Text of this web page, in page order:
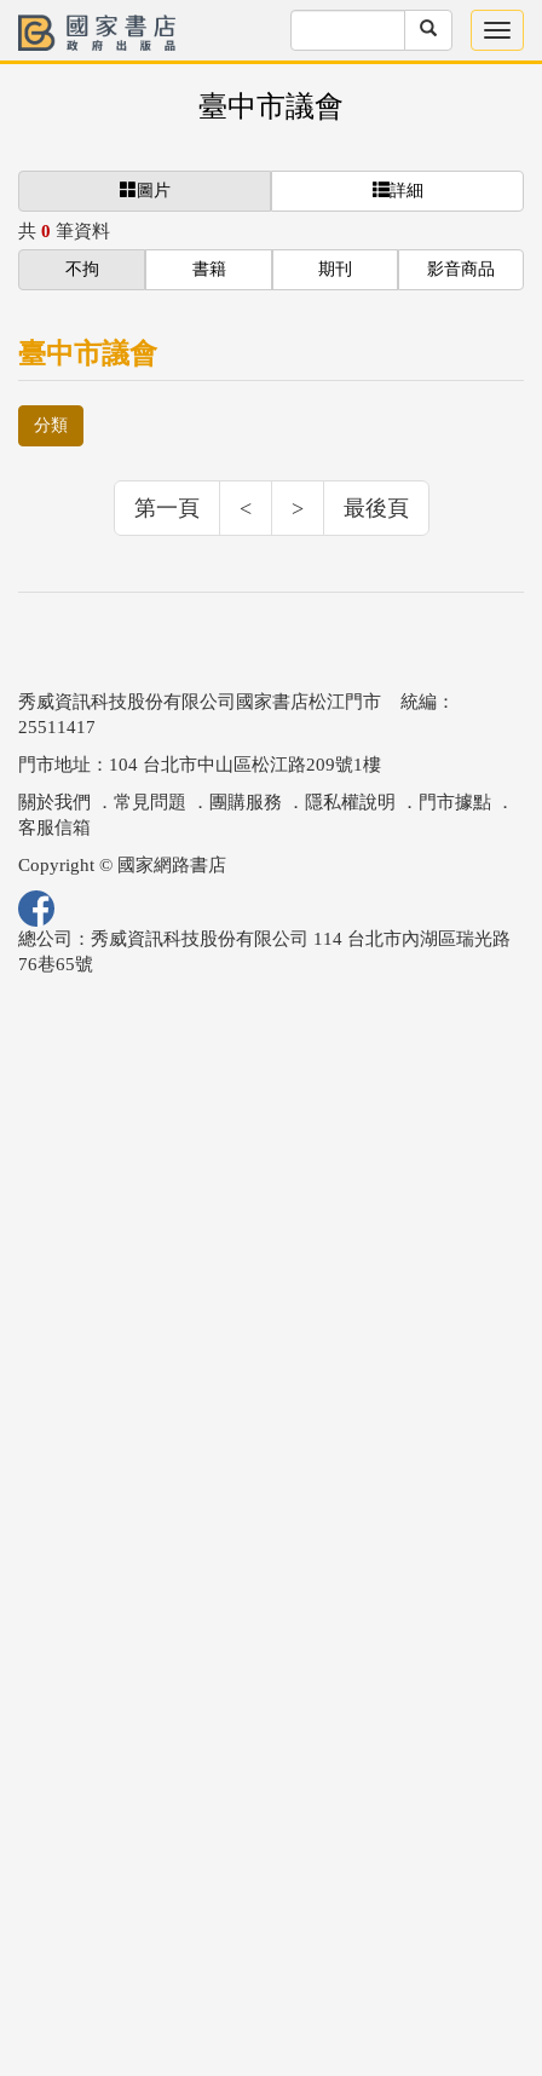
臺中市議會
圖片 詳細
共 0 筆資料
不拘 書籍 期刊 影音商品
臺中市議會
分類
第一頁 < > 最後頁
秀威資訊科技股份有限公司國家書店松江門市 統編：
25511417
門市地址：104 台北市中山區松江路209號1樓
關於我們 ． 常見問題 ． 團購服務 ． 隱私權說明 ． 門市據點 ．
客服信箱
Copyright © 國家網路書店
總公司：秀威資訊科技股份有限公司 114 台北市內湖區瑞光路
76巷65號